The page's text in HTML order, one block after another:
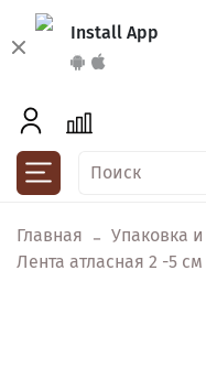
Install App
Главная Упаковка
Лента атласная 2 -5 см